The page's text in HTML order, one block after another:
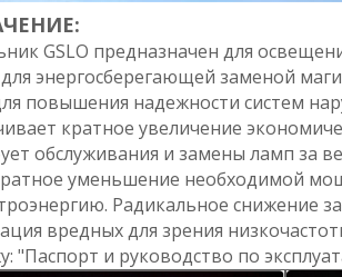
GSLO предназначен для
энергосберегающей заменой
повышения надежности систем
кратное увеличение
обслуживания и замены ламп за
уменьшение необходимой
Радикальное снижение
вредных для зрения
"Паспорт и руководство по